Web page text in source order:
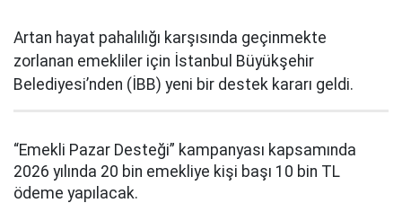
Artan hayat pahalılığı karşısında geçinmekte
zorlanan emekliler için İstanbul Büyükşehir
Belediyesi’nden (İBB) yeni bir destek kararı geldi.
“Emekli Pazar Desteği” kampanyası kapsamında
2026 yılında 20 bin emekliye kişi başı 10 bin TL
ödeme yapılacak.